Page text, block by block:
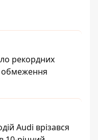
рекордних
обмеження
Audi врізався